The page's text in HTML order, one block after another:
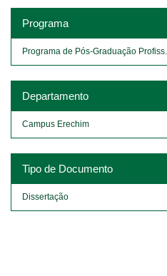
Programa
Programa de Pós-Graduação Profiss...
Departamento
Campus Erechim
Tipo de Documento
Dissertação